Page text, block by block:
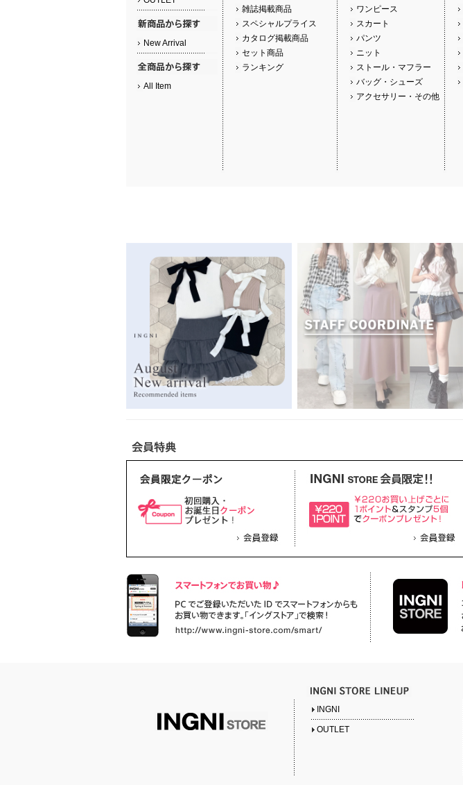
New Arrival
All Item
雑誌掲載商品
スペシャルプライス
カタログ掲載商品
セット商品
ランキング
ワンピース
スカート
パンツ
ニット
ストール・マフラー
バッグ・シューズ
アクセサリー・その他
INGNI
OUTLET